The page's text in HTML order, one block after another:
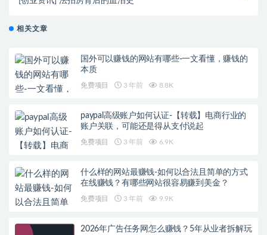
相关文章
国外可以赚钱的网站有哪些-一文看懂，赚钱的
本质
免费项目 3 年前 8.8K
paypal高级账户如何认证-【转载】电商行业的
账户关联，可能还是得从支付说起
免费项目 3 年前 6.9K
什么样的网站最赚钱-如何以合法且简单的方式
在线赚钱？有哪些网站很容易赚到美金？
免费项目 3 年前 9.9K
2026年广告任务网怎么赚钱？5年从业者拆解玩